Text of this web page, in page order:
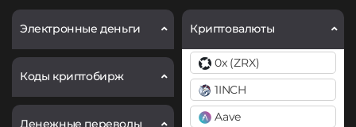
Электронные деньги
Коды криптобирж
Денежные переводы
Криптовалюты
0x (ZRX)
1INCH
Aave